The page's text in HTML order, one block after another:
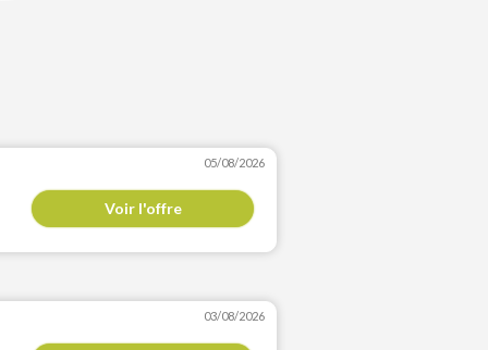
05/08/2026
Voir l'offre
03/08/2026